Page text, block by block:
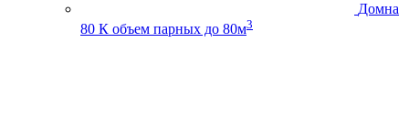
Домна
80 К объем парных до 80м3